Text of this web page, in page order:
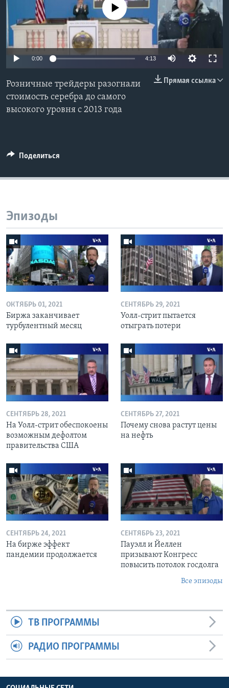
Learning English
СОЦИАЛЬНЫЕ СЕТИ
Языки
No media source currently available
0:00 4:13
Прямая ссылка
Розничные трейдеры разогнали
стоимость серебра до самого
высокого уровня с 2013 года
Поделиться
Эпизоды
ОКТЯБРЬ 01, 2021
Биржа заканчивает
турбулентный месяц
СЕНТЯБРЬ 29, 2021
Уолл-стрит пытается
отыграть потери
СЕНТЯБРЬ 28, 2021
На Уолл-стрит обеспокоены
возможным дефолтом
правительства США
СЕНТЯБРЬ 27, 2021
Почему снова растут цены
на нефть
СЕНТЯБРЬ 24, 2021
На бирже эффект
пандемии продолжается
СЕНТЯБРЬ 23, 2021
Пауэлл и Йеллен
призывают Конгресс
повысить потолок госдолга
Все эпизоды
ТВ ПРОГРАММЫ
РАДИО ПРОГРАММЫ